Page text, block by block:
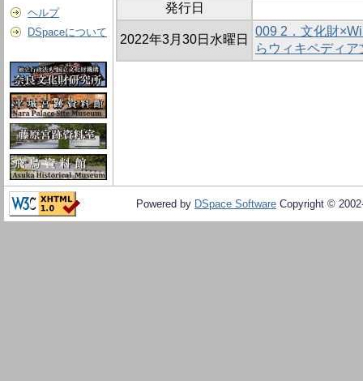
ヘルプ
DSpaceについて
発行日
2022年3月30日水曜日
009 2．文化財
らウィキペディア
Powered by DSpace Software Copyright ©